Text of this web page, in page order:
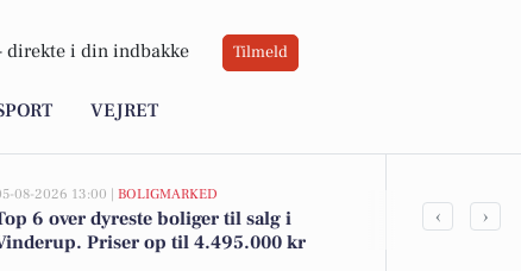
direkte i din indbakke Tilmeld
VEJRET
08-2026 13:00 | BOLIGMARKED
6 over dyreste boliger til salg i
Priser op til 4.495.000 kr
‹ ›